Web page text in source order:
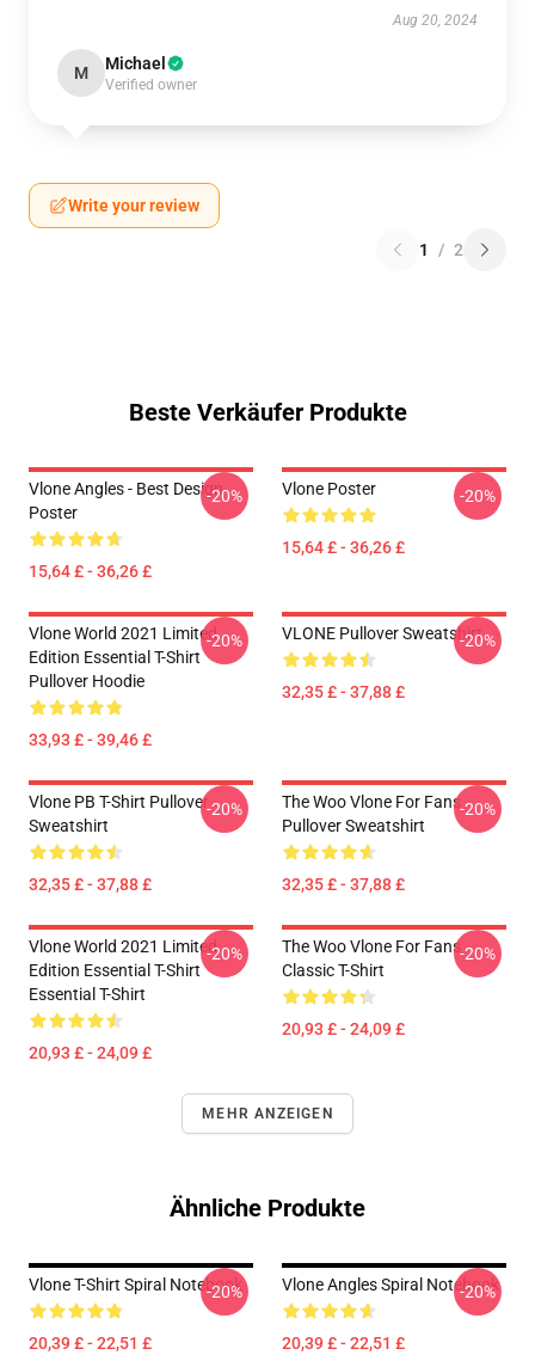
Aug 20, 2024
M Michael
Verified owner
Write your review
1 / 2
Beste Verkäufer Produkte
Vlone Angles - Best Design
Poster
15,64 £ - 36,26 £
-20% Vlone Poster
15,64 £ - 36,26 £
-20%
Vlone World 2021 Limited
Edition Essential T-Shirt
Pullover Hoodie
33,93 £ - 39,46 £
-20% VLONE Pullover Sweatshirt
32,35 £ - 37,88 £
-20%
Vlone PB T-Shirt Pullover
Sweatshirt
32,35 £ - 37,88 £
-20%
The Woo Vlone For Fans
Pullover Sweatshirt
32,35 £ - 37,88 £
-20%
Vlone World 2021 Limited
Edition Essential T-Shirt
Essential T-Shirt
20,93 £ - 24,09 £
-20%
The Woo Vlone For Fans
Classic T-Shirt
20,93 £ - 24,09 £
-20%
MEHR ANZEIGEN
Ähnliche Produkte
Vlone T-Shirt Spiral Notebook
20,39 £ - 22,51 £
-20% Vlone Angles Spiral Notebook
20,39 £ - 22,51 £
-20%